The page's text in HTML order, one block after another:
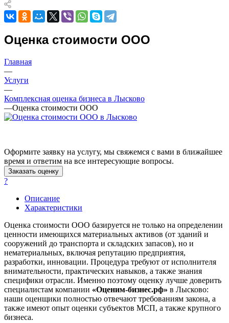
Оценка стоимости ООО
Главная
—
Услуги
—
Комплексная оценка бизнеса в Лысково
—Оценка стоимости ООО
Оформите заявку на услугу, мы свяжемся с вами в ближайшее
время и ответим на все интересующие вопросы.
Заказать оценку
?
Описание
Характеристики
Оценка стоимости ООО базируется не только на определении
ценности имеющихся материальных активов (от зданий и
сооружений до транспорта и складских запасов), но и
нематериальных, включая репутацию предприятия,
разработки, инновации. Процедура требуют от исполнителя
внимательности, практических навыков, а также знания
специфики отрасли. Именно поэтому оценку лучше доверить
специалистам компании «Оценим-бизнес.рф» в Лысково:
наши оценщики полностью отвечают требованиям закона, а
также имеют опыт оценки субъектов МСП, а также крупного
бизнеса.
Например:Лысково
Абакан
Абдулино
Абинск
Аксай
Алушта
Альметьевск
Анапа
Ангарск
Анжеро-Судженск
Арамиль
Арзамас
Архангельск
Асино
Астрахань
Ахтубинск
Ачинск
Аша
Баймак
Балабаново
Балаково
Балашиха
Балашов
Барабинск